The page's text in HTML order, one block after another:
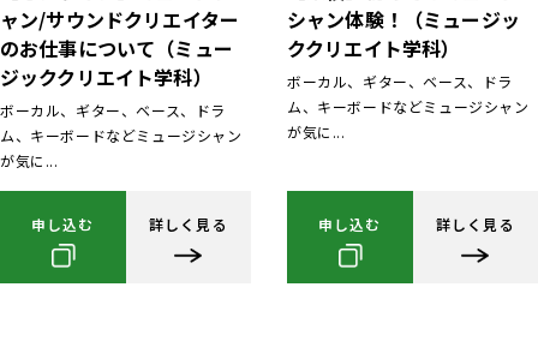
ャン/サウンドクリエイター
のお仕事について（ミュー
ジッククリエイト学科）
ボーカル、ギター、ベース、ドラ
ム、キーボードなどミュージシャン
が気に...
申し込む 詳しく見る
シャン体験！（ミュージッ
ククリエイト学科）
ボーカル、ギター、ベース、ドラ
ム、キーボードなどミュージシャン
が気に...
申し込む 詳しく見る